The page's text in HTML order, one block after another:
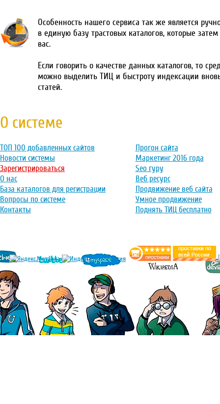
Особенность нашего сервиса так же является
в единую базу трастовых каталогов, которые
вас.
Если говорить о качестве данных каталогов, то
можно выделить ТИЦ и быстроту индексации
статей.
О системе
ТОП 100 добавленных сайтов
Новости системы
Зарегистрироваться
О нас
База каталогов для регистрации
Вопросы по системе
Контакты
Прогон сайта
Маркетинг 2016 года
Seo гуру
Веб ресурс
Продвижение веб сайта
Умное продвижение
Поднять ТИЦ бесплатно